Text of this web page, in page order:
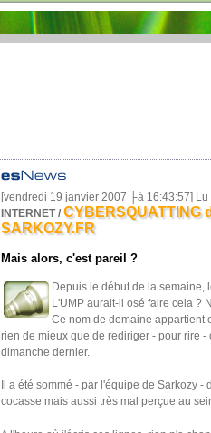
[vendredi 19 janvier 2007 ├á 16:43:57]
INTERNET / CYBERSQUATTING
SARKOZY.FR
Mais alors, c'est pareil ?
Depuis le début de la semaine,
L'UMP aurait-il osé faire cela ?
Ce nom de domaine appartient
rien de mieux que de rediriger - pour rire
dimanche dernier.
Il a été sommé - par l'équipe de Sarkozy
cocasse mais aussi très mal perçue au